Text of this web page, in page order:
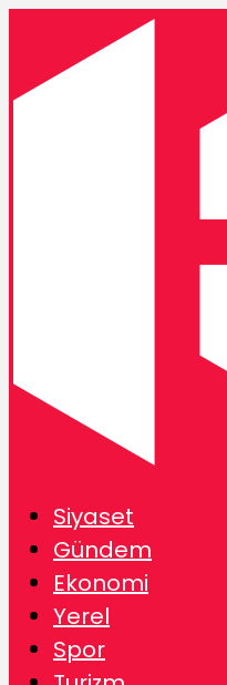
Siyaset
Gündem
Ekonomi
Yerel
Spor